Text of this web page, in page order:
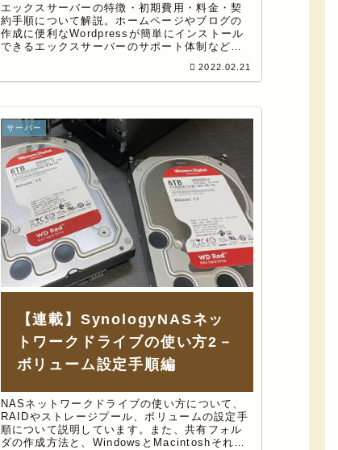
エックスサーバーの特徴・初期費用・料金・契
約手順について解説。ホームページやブログの
作成に便利なWordpressが簡単にインストール
できるエックスサーバーのサポート体制なども
2022.02.21
サーバー
【連載】SynologyNASネッ
トワークドライブの使い方2－
ボリューム設定手順編
NASネットワークドライブの使い方について、
RAIDやストレージプール、ボリュームの設定手
順について説明しています。また、共有フォル
ダの作成方法と、WindowsとMacintoshそれぞ